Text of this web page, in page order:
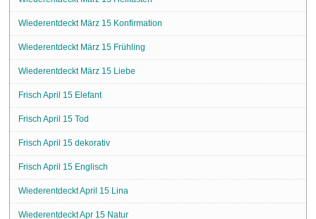
Wiederentdeckt März 15 Konfirmation
Wiederentdeckt März 15 Frühling
Wiederentdeckt März 15 Liebe
Frisch April 15 Elefant
Frisch April 15 Tod
Frisch April 15 dekorativ
Frisch April 15 Englisch
Wiederentdeckt April 15 Lina
Wiederentdeckt Apr 15 Natur